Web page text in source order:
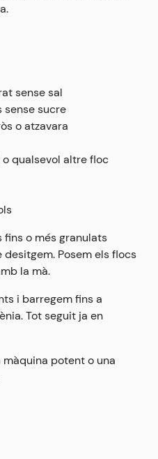
sense sal
sense sucre
o atzavara
qualsevol altre floc
o més granulats
Posem els flocs
la mà.
i barregem fins a
Tot seguit ja en
potent o una